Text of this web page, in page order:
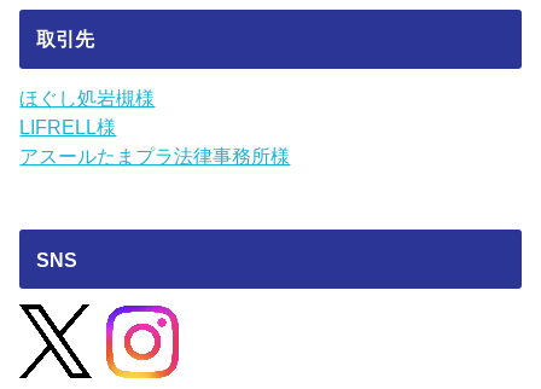
取引先
ほぐし処岩槻様
LIFRELL様
アスールたまプラ法律事務所様
SNS